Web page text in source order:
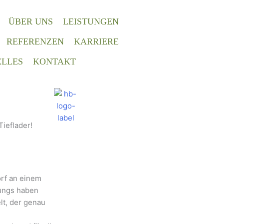
ÜBER UNS
LEISTUNGEN
REFERENZEN
KARRIERE
KONTAKT
an einem
haben
der genau